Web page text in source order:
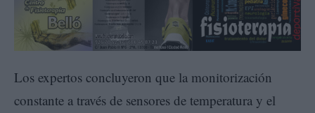
Los expertos concluyeron que la monitorización
constante a través de sensores de temperatura y el